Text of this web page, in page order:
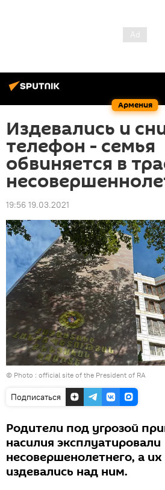
Армения
Издевались и
телефон - семья
обвиняется в
19:56 19.03.2021
© Photo : official site of the President of RA
Подписаться
Родители под угрозой
насилия эксплуатировали
несовершенолетнего, а
издевались над ним.